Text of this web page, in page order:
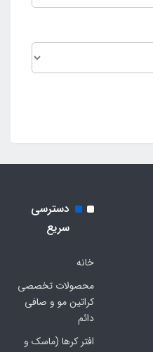
دسترسی
سریع
خانه
محصولات تخصصی
کراتین مو و صافی
دائم
افتر کرها (ماسک و